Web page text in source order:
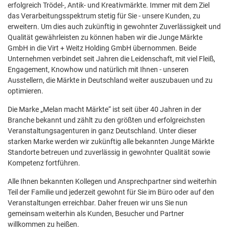
erfolgreich Trödel-, Antik- und Kreativmärkte. Immer mit dem Ziel
das Verarbeitungsspektrum stetig für Sie - unsere Kunden, zu
erweitern. Um dies auch zukünftig in gewohnter Zuverlässigkeit und
Qualität gewährleisten zu können haben wir die Junge Märkte
GmbH in die Virt + Weitz Holding GmbH übernommen. Beide
Unternehmen verbindet seit Jahren die Leidenschaft, mit viel Fleiß,
Engagement, Knowhow und natürlich mit Ihnen - unseren
Ausstellern, die Märkte in Deutschland weiter auszubauen und zu
optimieren.
Die Marke „Melan macht Märkte“ ist seit über 40 Jahren in der
Branche bekannt und zählt zu den größten und erfolgreichsten
Veranstaltungsagenturen in ganz Deutschland. Unter dieser
starken Marke werden wir zukünftig alle bekannten Junge Märkte
Standorte betreuen und zuverlässig in gewohnter Qualität sowie
Kompetenz fortführen.
Alle Ihnen bekannten Kollegen und Ansprechpartner sind weiterhin
Teil der Familie und jederzeit gewohnt für Sie im Büro oder auf den
Veranstaltungen erreichbar. Daher freuen wir uns Sie nun
gemeinsam weiterhin als Kunden, Besucher und Partner
willkommen zu heißen.